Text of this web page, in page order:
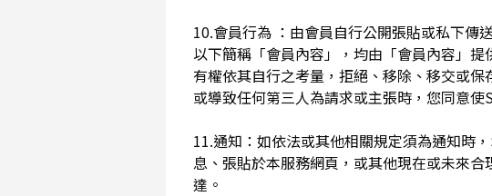
10.會員行為 ：由會員自行公開張貼或私下傳
以下簡稱「會員內容」，均由「會員內容」
有權依其自行之考量，拒絕、移除、移交或
或導致任何第三人為請求或主張時，您同意
11.通知：如依法或其他相關規定須為通知時
息、張貼於本服務網頁，或其他現在或未來
達。